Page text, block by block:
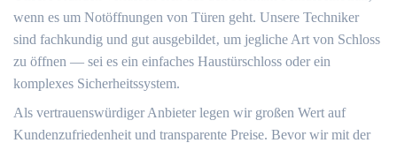
wenn es um Notöffnungen von Türen geht.​ Unsere Techniker
sind fachkundig und gut ausgebildet‚ um jegliche Art von Schloss
zu öffnen ― sei es ein einfaches Haustürschloss oder ein
komplexes Sicherheitssystem.​
Als vertrauenswürdiger Anbieter legen wir großen Wert auf
Kundenzufriedenheit und transparente Preise.​ Bevor wir mit der